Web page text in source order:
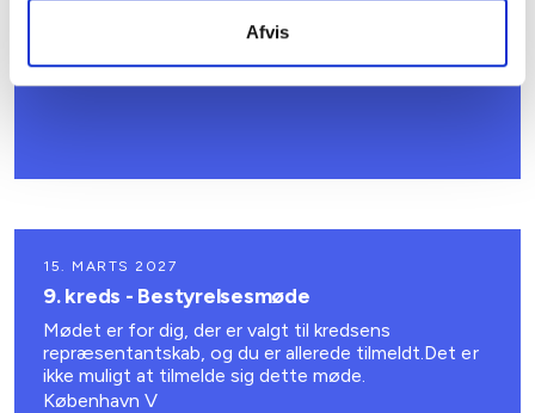
Afvis
15. MARTS 2027
9. kreds - Bestyrelsesmøde
Mødet er for dig, der er valgt til kredsens
repræsentantskab, og du er allerede tilmeldt.Det er
ikke muligt at tilmelde sig dette møde.
København V